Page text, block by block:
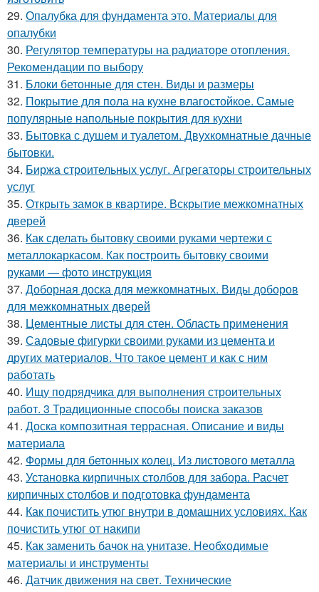
29. Опалубка для фундамента это. Материалы для
опалубки
30. Регулятор температуры на радиаторе отопления.
Рекомендации по выбору
31. Блоки бетонные для стен. Виды и размеры
32. Покрытие для пола на кухне влагостойкое. Самые
популярные напольные покрытия для кухни
33. Бытовка с душем и туалетом. Двухкомнатные дачные
бытовки.
34. Биржа строительных услуг. Агрегаторы строительных
услуг
35. Открыть замок в квартире. Вскрытие межкомнатных
дверей
36. Как сделать бытовку своими руками чертежи с
металлокаркасом. Как построить бытовку своими
руками — фото инструкция
37. Доборная доска для межкомнатных. Виды доборов
для межкомнатных дверей
38. Цементные листы для стен. Область применения
39. Садовые фигурки своими руками из цемента и
других материалов. Что такое цемент и как с ним
работать
40. Ищу подрядчика для выполнения строительных
работ. 3 Традиционные способы поиска заказов
41. Доска композитная террасная. Описание и виды
материала
42. Формы для бетонных колец. Из листового металла
43. Установка кирпичных столбов для забора. Расчет
кирпичных столбов и подготовка фундамента
44. Как почистить утюг внутри в домашних условиях. Как
почистить утюг от накипи
45. Как заменить бачок на унитазе. Необходимые
материалы и инструменты
46. Датчик движения на свет. Технические